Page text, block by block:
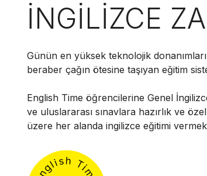
İNGİLİZCE
Günün en yüksek teknolojik
beraber çağın ötesine taşıyan eğitim
English Time öğrencilerine Genel
ve uluslararası sınavlara hazırlık ve
üzere her alanda ingilizce eğitimi